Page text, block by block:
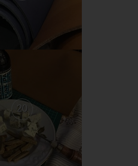
20